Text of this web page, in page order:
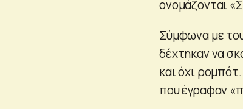
ονομάζονται
Σύμφωνα με
δέχτηκαν να
και όχι
που έγραφαν